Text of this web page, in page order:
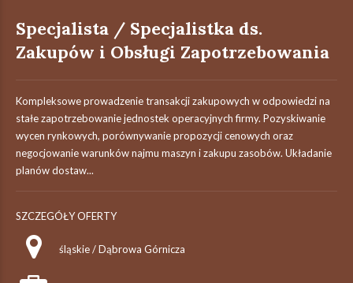
Specjalista / Specjalistka ds.
Zakupów i Obsługi Zapotrzebowania
Kompleksowe prowadzenie transakcji zakupowych w odpowiedzi na
stałe zapotrzebowanie jednostek operacyjnych firmy. Pozyskiwanie
wycen rynkowych, porównywanie propozycji cenowych oraz
negocjowanie warunków najmu maszyn i zakupu zasobów. Układanie
planów dostaw...
SZCZEGÓŁY OFERTY
śląskie / Dąbrowa Górnicza